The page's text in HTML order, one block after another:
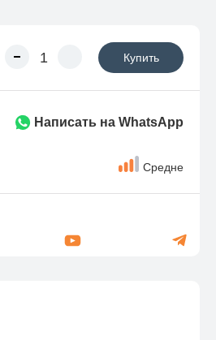
Купить
Написать на WhatsApp
Средне